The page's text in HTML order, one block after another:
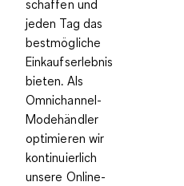
schaffen und
jeden Tag das
bestmögliche
Einkaufserlebnis
bieten. Als
Omnichannel-
Modehändler
optimieren wir
kontinuierlich
unsere Online-